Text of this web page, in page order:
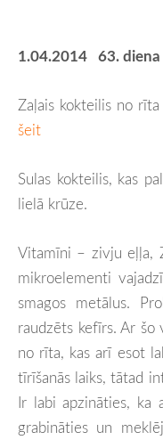
1.04.2014 63.
Zaļais kokteilis no
šeit
Sulas kokteilis, kas
lielā krūze.
Vitamīni – zivju eļļa,
mikroelementi
smagos metālus.
raudzēts kefīrs. Ar
no rīta, kas arī esot
tīrīšanās laiks, tātad
Ir labi apzināties, ka
grabināties un